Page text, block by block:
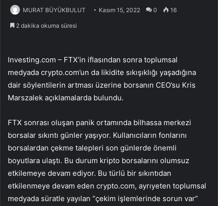
MURAT BÜYÜKBULUT Kasım 15, 2022 0 16
2 dakika okuma süresi
Investing.com – FTX’in iflasından sonra toplumsal
medyada crypto.com’un da likidite sıkışıklığı yaşadığına
dair söylentilerin artması üzerine borsanın CEO’su Kris
Marszalek açıklamalarda bulundu.
FTX sonrası oluşan panik ortamında bilhassa merkezi
borsalar sıkıntı günler yaşıyor. Kullanıcıların fonlarını
borsalardan çekme talepleri son günlerde önemli
boyutlara ulaştı. Bu durum kripto borsalarını olumsuz
etkilemeye devam ediyor. Bu türlü bir sıkıntıdan
etkilenmeye devam eden crypto.com, ayrıyeten toplumsal
medyada süratle yayılan “çekim işlemlerinde sorun var”